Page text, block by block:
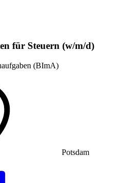
für Steuern (w/m/d)
(BImA)
Potsdam